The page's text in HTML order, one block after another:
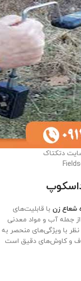
دتکتاک
شعاع زن با قابلیت‌های
جمله آب و مواد معدنی
نظر با ویژگی‌های منحصر به
و کاوش‌های دقیق است